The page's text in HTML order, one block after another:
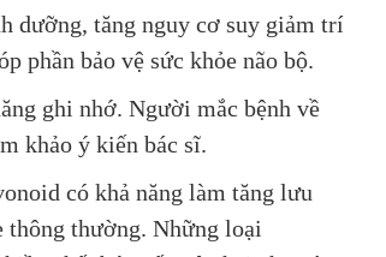
dưỡng, tăng nguy cơ suy giảm trí
phần bảo vệ sức khỏe não bộ.
ghi nhớ. Người mắc bệnh về
khảo ý kiến bác sĩ.
có khả năng làm tăng lưu
thông thường. Những loại